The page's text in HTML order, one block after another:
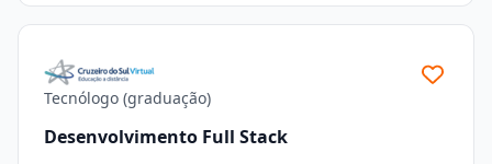
Tecnólogo (graduação)
Desenvolvimento Full Stack